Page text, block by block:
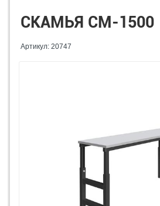
СКАМЬЯ СМ-1500
Артикул: 20747